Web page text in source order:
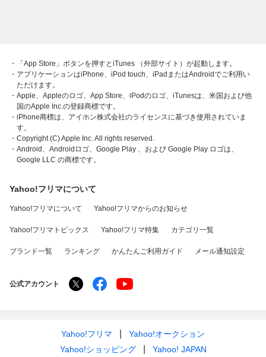
・「App Store」ボタンを押すとiTunes （外部サイト）が起動します。
・アプリケーションはiPhone、iPod touch、iPadまたはAndroidでご利用い
ただけます。
・Apple、Appleのロゴ、App Store、iPodのロゴ、iTunesは、米国および他
国のApple Inc.の登録商標です。
・iPhone商標は、アイホン株式会社のライセンスに基づき使用されていま
す。
・Copyright (C) Apple Inc. All rights reserved.
・Android、Androidロゴ、Google Play 、および Google Play ロゴは、
Google LLC の商標です。
Yahoo!フリマについて
Yahoo!フリマについて Yahoo!フリマからのお知らせ
Yahoo!フリマトピックス Yahoo!フリマ特集 カテゴリ一覧
ブランド一覧 ランキング かんたんご利用ガイド メール通知設定
公式アカウント
Yahoo!フリマ
Yahoo!オークション
Yahoo!ショッピング
Yahoo! JAPAN